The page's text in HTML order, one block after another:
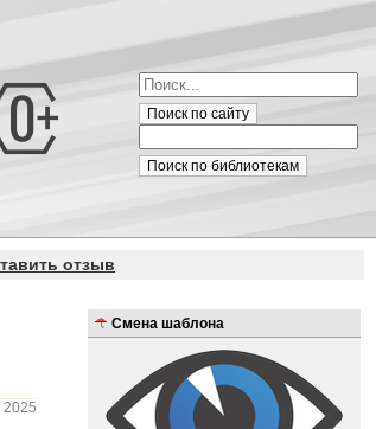
Поиск по сайту
Поиск по библиотекам
отзыв
2025
Смена шаблона